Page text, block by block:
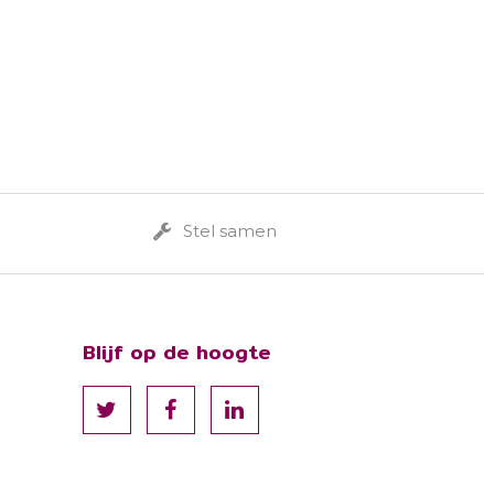
Stel samen
Blijf op de hoogte